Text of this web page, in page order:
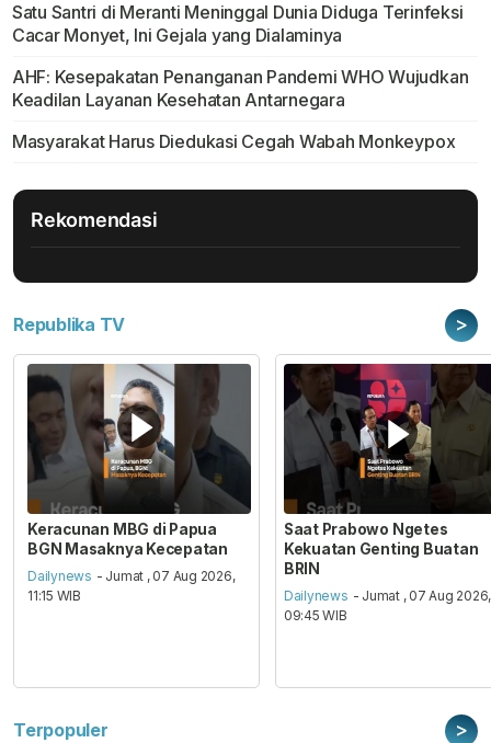
Satu Santri di Meranti Meninggal Dunia Diduga Terinfeksi
Cacar Monyet, Ini Gejala yang Dialaminya
AHF: Kesepakatan Penanganan Pandemi WHO Wujudkan
Keadilan Layanan Kesehatan Antarnegara
Masyarakat Harus Diedukasi Cegah Wabah Monkeypox
Rekomendasi
Republika TV >
Keracunan MBG di Papua
BGN Masaknya Kecepatan
Dailynews - Jumat , 07 Aug 2026,
11:15 WIB
Saat Prabowo Ngetes
Kekuatan Genting Buatan
BRIN
Dailynews - Jumat , 07 Aug 2026,
09:45 WIB
Terpopuler >